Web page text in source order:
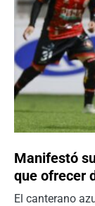
Manifestó
que ofrecer
El canterano